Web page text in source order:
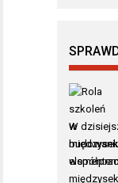
W
elementem